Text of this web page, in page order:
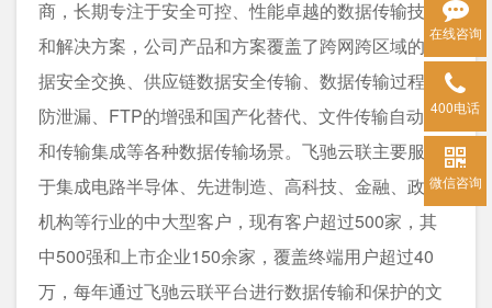
商，长期专注于安全可控、性能卓越的数据传输技术
和解决方案，公司产品和方案覆盖了跨网跨区域的数
据安全交换、供应链数据安全传输、数据传输过程的
防泄漏、FTP的增强和国产化替代、文件传输自动化
和传输集成等各种数据传输场景。飞驰云联主要服务
于集成电路半导体、先进制造、高科技、金融、政府
机构等行业的中大型客户，现有客户超过500家，其
中500强和上市企业150余家，覆盖终端用户超过40
万，每年通过飞驰云联平台进行数据传输和保护的文
在线咨询
400电话
微信咨询